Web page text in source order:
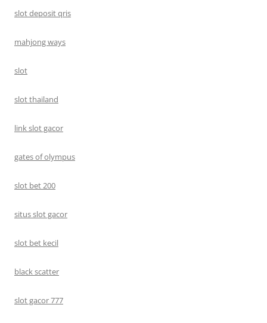
slot deposit qris
mahjong ways
slot
slot thailand
link slot gacor
gates of olympus
slot bet 200
situs slot gacor
slot bet kecil
black scatter
slot gacor 777